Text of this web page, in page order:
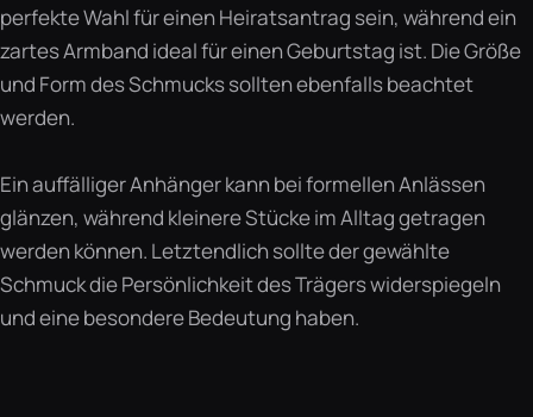
perfekte Wahl für einen Heiratsantrag sein, während ein
zartes Armband ideal für einen Geburtstag ist. Die Größe
und Form des Schmucks sollten ebenfalls beachtet
werden.
Ein auffälliger Anhänger kann bei formellen Anlässen
glänzen, während kleinere Stücke im Alltag getragen
werden können. Letztendlich sollte der gewählte
Schmuck die Persönlichkeit des Trägers widerspiegeln
und eine besondere Bedeutung haben.